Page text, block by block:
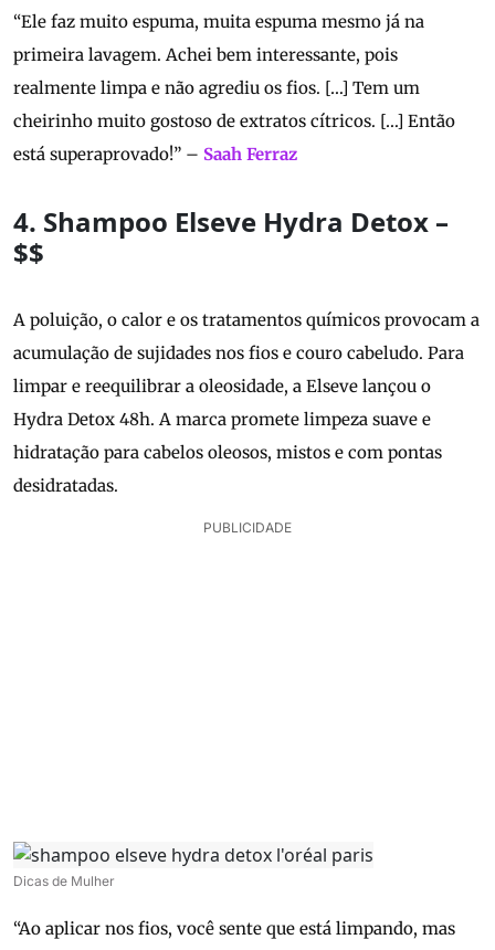
“Ele faz muito espuma, muita espuma mesmo já na
primeira lavagem. Achei bem interessante, pois
realmente limpa e não agrediu os fios. […] Tem um
cheirinho muito gostoso de extratos cítricos. […] Então
está superaprovado!” – Saah Ferraz
4. Shampoo Elseve Hydra Detox –
$$
A poluição, o calor e os tratamentos químicos provocam a
acumulação de sujidades nos fios e couro cabeludo. Para
limpar e reequilibrar a oleosidade, a Elseve lançou o
Hydra Detox 48h. A marca promete limpeza suave e
hidratação para cabelos oleosos, mistos e com pontas
desidratadas.
PUBLICIDADE
Dicas de Mulher
“Ao aplicar nos fios, você sente que está limpando, mas